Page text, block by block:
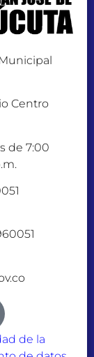
Centro
de 7:00
de la